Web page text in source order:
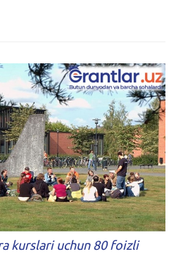
kurslari uchun 80 foizli